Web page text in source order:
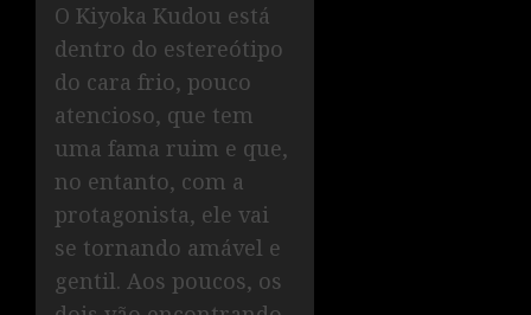
O Kiyoka Kudou está
dentro do estereótipo
do cara frio, pouco
atencioso, que tem
uma fama ruim e que,
no entanto, com a
protagonista, ele vai
se tornando amável e
gentil. Aos poucos, os